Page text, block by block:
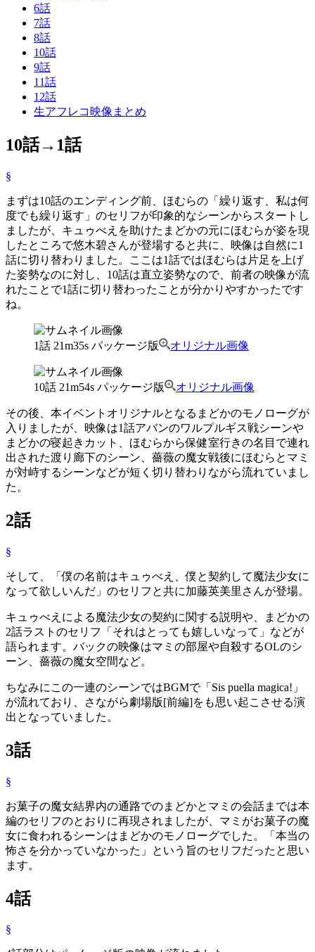
6話
7話
8話
10話
9話
11話
12話
生アフレコ映像まとめ
10話→1話
§
まずは10話のエンディング前、ほむらの「繰り返す、私は何
度でも繰り返す」のセリフが印象的なシーンからスタートし
ましたが、キュゥべえを助けたまどかの元にほむらが姿を現
したところで悠木碧さんが登場すると共に、映像は自然に1
話に切り替わりました。ここは1話ではほむらは片足を上げ
た姿勢なのに対し、10話は直立姿勢なので、前者の映像が流
れたことで1話に切り替わったことが分かりやすかったです
ね。
1話 21m35s パッケージ版 オリジナル画像
10話 21m54s パッケージ版 オリジナル画像
その後、本イベントオリジナルとなるまどかのモノローグが
入りましたが、映像は1話アバンのワルプルギス戦シーンや
まどかの寝起きカット、ほむらから保健室行きの名目で連れ
出された渡り廊下のシーン、薔薇の魔女戦後にほむらとマミ
が対峙するシーンなどが短く切り替わりながら流れていまし
た。
2話
§
そして、「僕の名前はキュゥべえ、僕と契約して魔法少女に
なって欲しいんだ」のセリフと共に加藤英美里さんが登場。
キュゥべえによる魔法少女の契約に関する説明や、まどかの
2話ラストのセリフ「それはとっても嬉しいなって」などが
語られます。バックの映像はマミの部屋や自殺するOLのシ
ーン、薔薇の魔女空間など。
ちなみにこの一連のシーンではBGMで「Sis puella magica!」
が流れており、さながら劇場版[前編]をも思い起こさせる演
出となっていました。
3話
§
お菓子の魔女結界内の通路でのまどかとマミの会話までは本
編のセリフのとおりに再現されましたが、マミがお菓子の魔
女に食われるシーンはまどかのモノローグでした。「本当の
怖さを分かっていなかった」という旨のセリフだったと思い
ます。
4話
§